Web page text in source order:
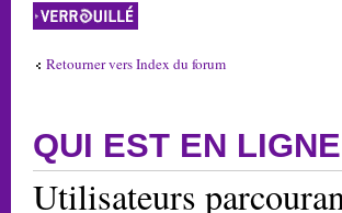
Forum verrouillé
Retourner vers Index du forum
QUI EST EN LIGNE
Utilisateurs